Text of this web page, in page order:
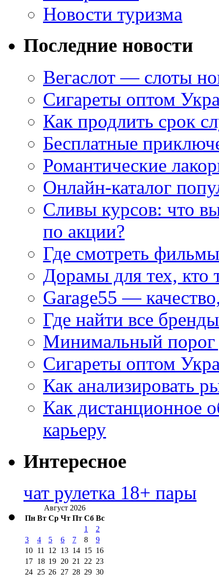
Новости туризма
Последние новости
Вегаслот — слоты
Сигареты оптом
Как продлить срок
Бесплатные
Романтические
Онлайн-каталог
Сливы курсов: что
по акции?
Где смотреть
Дорамы для тех, кто
Garage55 —
Где найти все
Минимальный порог
Сигареты оптом
Как анализировать
Как дистанционное
карьеру
Интересное
чат рулетка 18+ пары
Август 2026
Пн Вт Ср Чт Пт Сб Вс
1
2
3
4 5 6 7 8
9
10 11 12 13 14 15 16
17 18 19 20 21 22 23
24 25 26 27 28 29 30